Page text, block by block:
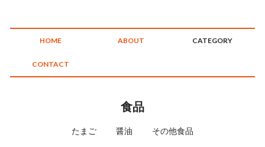
HOME ABOUT CATEGORY
CONTACT
食品
たまご 醤油 その他食品